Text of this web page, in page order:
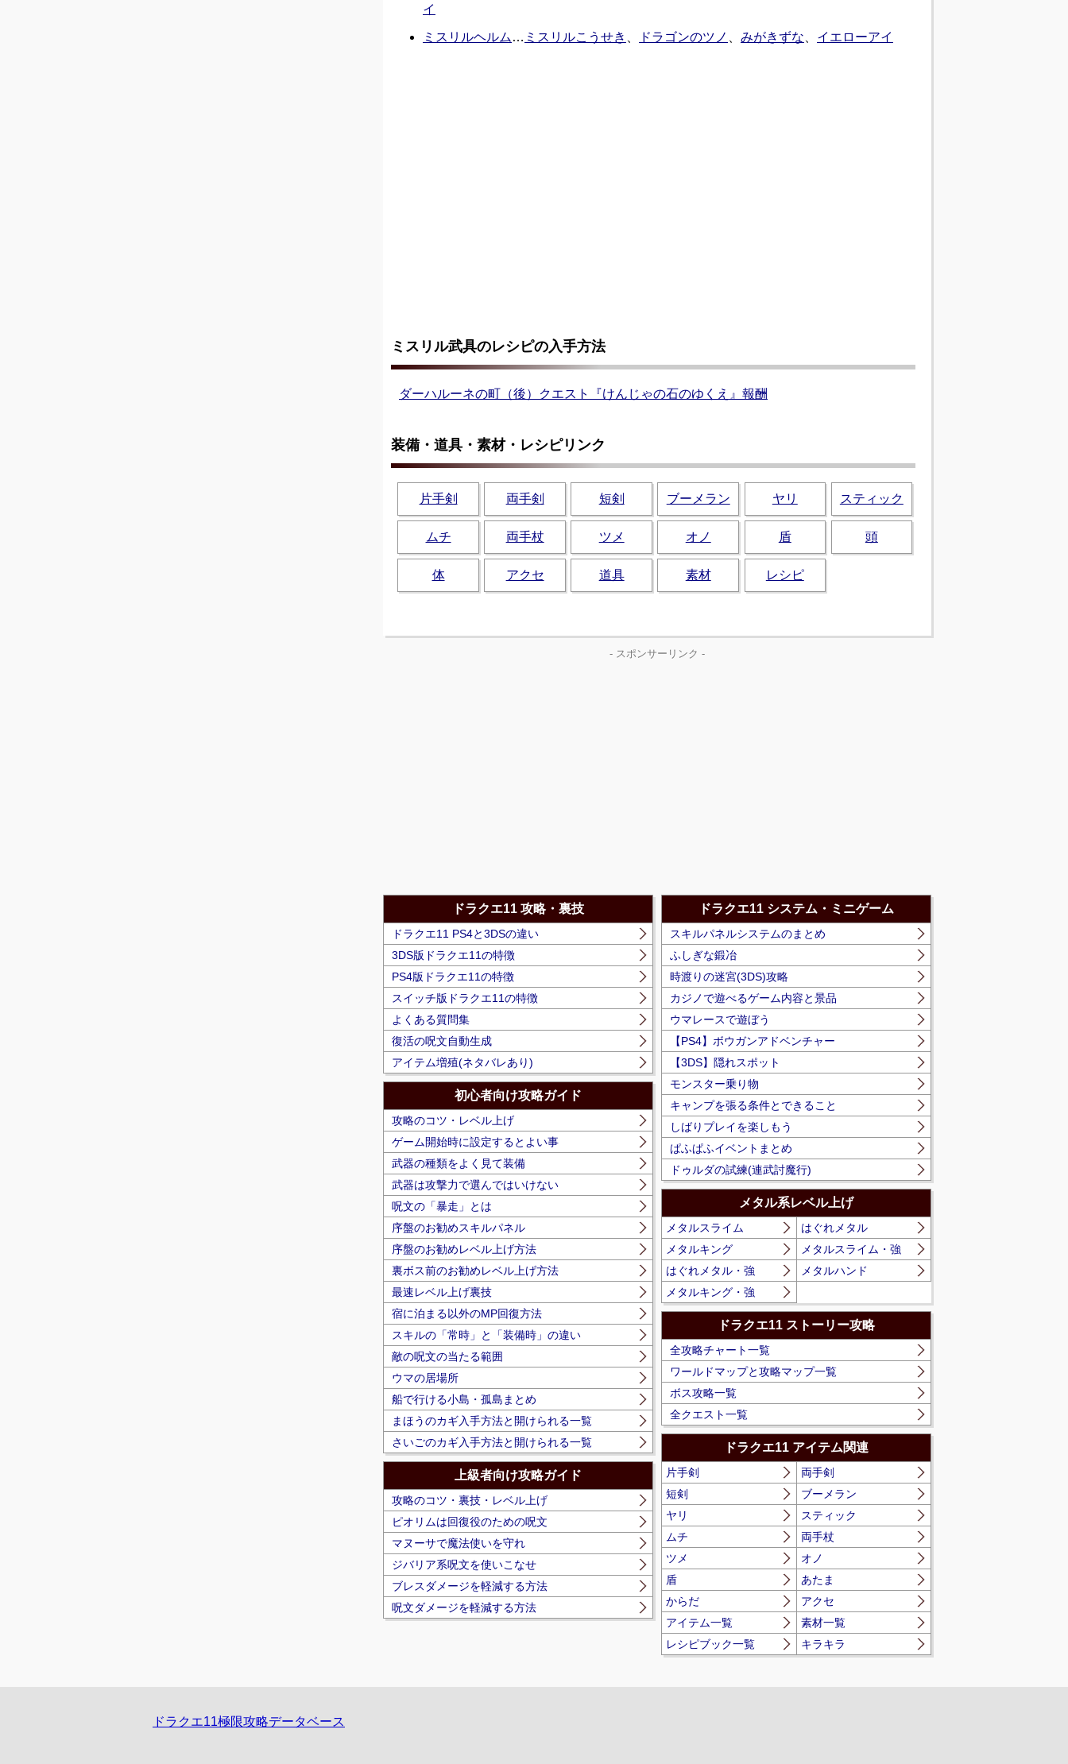
イ
ミスリルヘルム … ミスリルこうせき ドラゴンのツノ みがきずな イエローアイ
ミスリル武具のレシピの入手方法
ダーハルーネの町（後）クエスト『けんじゃの石のゆくえ』報酬
装備・道具・素材・レシピリンク
片手剣 両手剣 短剣 ブーメラン ヤリ スティック
ムチ 両手杖 ツメ オノ 盾 頭
体 アクセ 道具 素材 レシピ
- スポンサーリンク -
ドラクエ11 攻略・裏技
ドラクエ11 PS4と3DSの違い
3DS版ドラクエ11の特徴
PS4版ドラクエ11の特徴
スイッチ版ドラクエ11の特徴
よくある質問集
復活の呪文自動生成
アイテム増殖(ネタバレあり)
初心者向け攻略ガイド
攻略のコツ・レベル上げ
ゲーム開始時に設定するとよい事
武器の種類をよく見て装備
武器は攻撃力で選んではいけない
呪文の「暴走」とは
序盤のお勧めスキルパネル
序盤のお勧めレベル上げ方法
裏ボス前のお勧めレベル上げ方法
最速レベル上げ裏技
宿に泊まる以外のMP回復方法
スキルの「常時」と「装備時」の違い
敵の呪文の当たる範囲
ウマの居場所
船で行ける小島・孤島まとめ
まほうのカギ入手方法と開けられる一覧
さいごのカギ入手方法と開けられる一覧
上級者向け攻略ガイド
攻略のコツ・裏技・レベル上げ
ピオリムは回復役のための呪文
マヌーサで魔法使いを守れ
ジバリア系呪文を使いこなせ
ブレスダメージを軽減する方法
呪文ダメージを軽減する方法
ドラクエ11 システム・ミニゲーム
スキルパネルシステムのまとめ
ふしぎな鍛冶
時渡りの迷宮(3DS)攻略
カジノで遊べるゲーム内容と景品
ウマレースで遊ぼう
【PS4】ボウガンアドベンチャー
【3DS】隠れスポット
モンスター乗り物
キャンプを張る条件とできること
しばりプレイを楽しもう
ぱふぱふイベントまとめ
ドゥルダの試練(連武討魔行)
メタル系レベル上げ
メタルスライム
はぐれメタル
メタルキング
メタルスライム・強
はぐれメタル・強
メタルハンド
メタルキング・強
ドラクエ11 ストーリー攻略
全攻略チャート一覧
ワールドマップと攻略マップ一覧
ボス攻略一覧
全クエスト一覧
ドラクエ11 アイテム関連
片手剣
両手剣
短剣
ブーメラン
ヤリ
スティック
ムチ
両手杖
ツメ
オノ
盾
あたま
からだ
アクセ
アイテム一覧
素材一覧
レシピブック一覧
キラキラ
ドラクエ11極限攻略データベース